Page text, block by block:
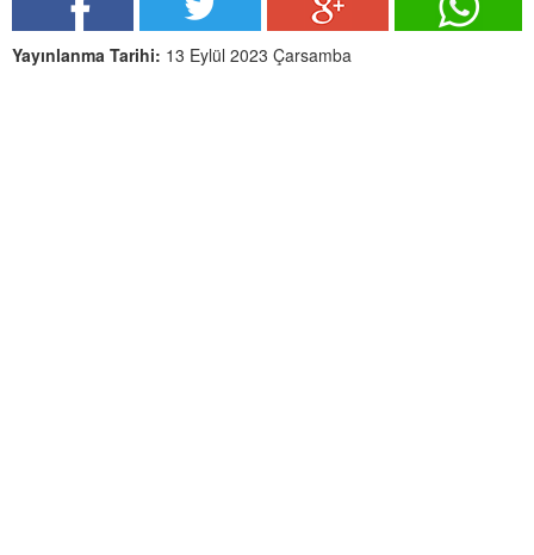
Yayınlanma Tarihi: 13 Eylül 2023 Çarsamba